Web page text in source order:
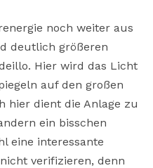
noch weiter aus
deutlich größeren
Hier wird das Licht
auf den großen
hier dient die Anlage zu
ein bisschen
eine interessante
verifizieren, denn